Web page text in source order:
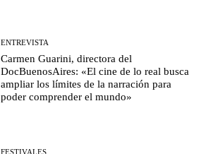
ENTREVISTA
Carmen Guarini, directora del
DocBuenosAires: «El cine de lo real busca
ampliar los límites de la narración para
poder comprender el mundo»
FESTIVALES